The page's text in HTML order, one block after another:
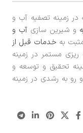
در زمینه تصفیه آب و
و شیرین سازی آب و
به خدمات قبل از
ریزی مستمر در زمینه
تحقیق و توسعه و
رو به رشدی در زمینه